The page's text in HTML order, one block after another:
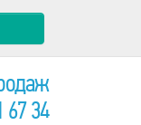
67 34